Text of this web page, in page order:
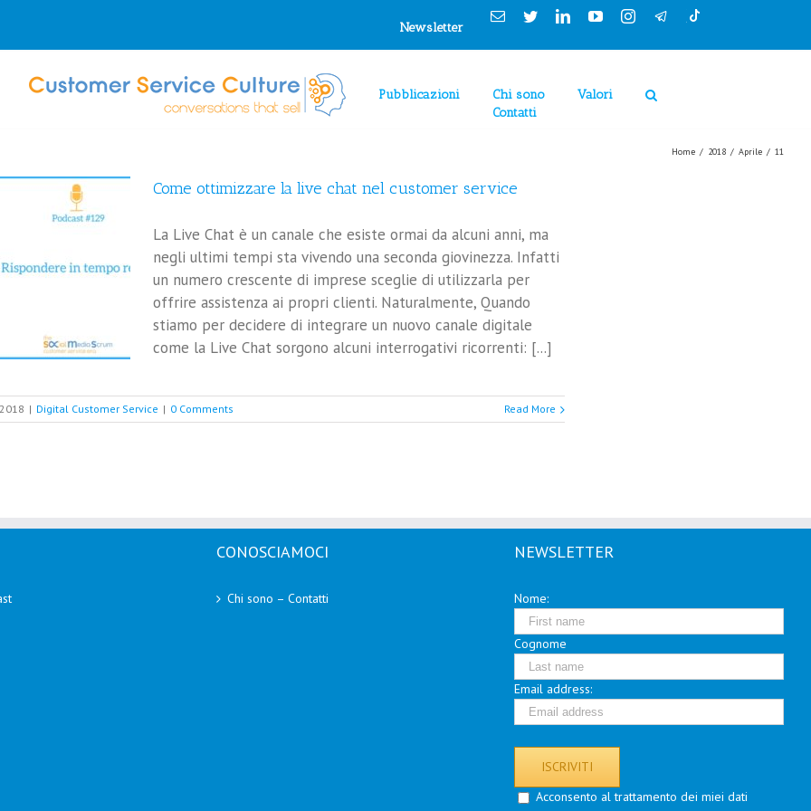
EmailTwitterLinkedinYouTubeInstagram
Newsletter
Pubblicazioni
Chi sono
Contatti
Valori
Home / 2018 / Aprile / 11
Come ottimizzare la live chat nel customer service
La Live Chat è un canale che esiste ormai da alcuni anni, ma
negli ultimi tempi sta vivendo una seconda giovinezza. Infatti
un numero crescente di imprese sceglie di utilizzarla per
offrire assistenza ai propri clienti. Naturalmente, Quando
stiamo per decidere di integrare un nuovo canale digitale
come la Live Chat sorgono alcuni interrogativi ricorrenti: [...]
| Digital Customer Service | 0 Comments Read More
CONOSCIAMOCI
Chi sono – Contatti
NEWSLETTER
Nome:
Cognome
Email address:
Acconsento al trattamento dei miei dati
tuo consenso, cookie di profilazione di terze parti. Se sei d'accordo clicca "Accetto" Cookie Policy